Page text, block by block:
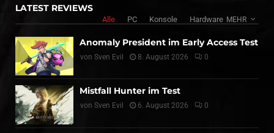
LATEST REVIEWS
Alle PC Konsole Hardware MEHR
Anomaly President im Early Access Test
von Sven Evil 8. August 2026 0
Mistfall Hunter im Test
von Sven Evil 6. August 2026 0